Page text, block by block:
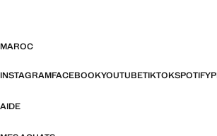
MAROC
INSTAGRAMFACEBOOKYOUTUBETIKTOKSPOTIFY
AIDE